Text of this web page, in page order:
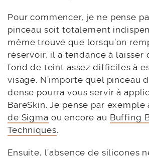
Pour commencer, je ne pense
pinceau soit totalement
même trouvé que lorsqu’on
réservoir, il a tendance à laisser
fond de teint assez difficiles à
visage. N’importe quel pinceau
dense pourra vous servir à
BareSkin. Je pense par exemple
de Sigma ou encore au Buffing
Techniques
Ensuite, l’absence de silicones